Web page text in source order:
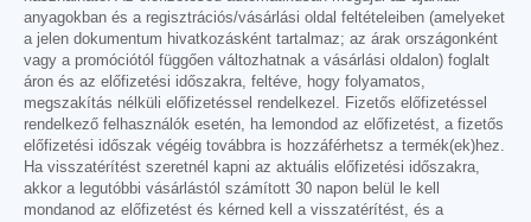
anyagokban és a regisztrációs/vásárlási oldal feltételeiben (amelyeket
a jelen dokumentum hivatkozásként tartalmaz; az árak országonként
vagy a promóciótól függően változhatnak a vásárlási oldalon) foglalt
áron és az előfizetési időszakra, feltéve, hogy folyamatos,
megszakítás nélküli előfizetéssel rendelkezel. Fizetős előfizetéssel
rendelkező felhasználók esetén, ha lemondod az előfizetést, a fizetős
előfizetési időszak végéig továbbra is hozzáférhetsz a termék(ek)hez.
Ha visszatérítést szeretnél kapni az aktuális előfizetési időszakra,
akkor a legutóbbi vásárlástól számított 30 napon belül le kell
mondanod az előfizetést és kérned kell a visszatérítést, és a